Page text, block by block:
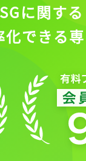
に関する
できる